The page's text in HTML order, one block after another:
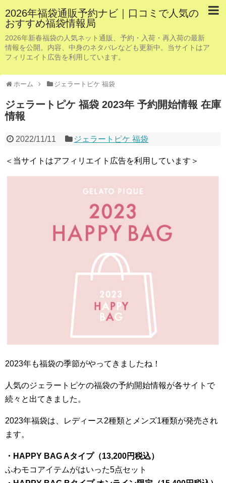
2026年福袋通販予約ナビ｜口コミで人気の
おすすめ福袋情報局
2026年新春福袋の人気ネット通販、予約・入荷・再入荷の最新
情報を公開。内容、中身のネタバレなども更新中。当サイトはア
フィリエイト広告を利用しています。
ホーム ジェラートピケ 福袋
ジェラートピケ 福袋 2023年 予約開始情報 在庫
情報
2022/11/11 ジェラートピケ 福袋
＜当サイトはアフィリエイト広告を利用しています＞
2023年も福袋の季節がやってきましたね！
人気のジェラートピケの福袋の予約開始情報が各サイトで
続々と出てきました。
2023年福袋は、レディース2種類とメンズ1種類が発売され
ます。
・HAPPY BAG Aタイプ（13,200円税込）
ふわモコアイテムがはいった5点セット